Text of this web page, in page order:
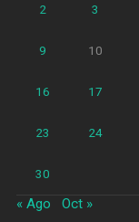
2 3
9 10
16 17
23 24
30
« Ago Oct »